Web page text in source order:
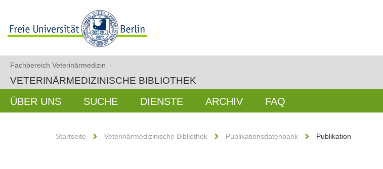
Fachbereich Veterinärmedizin /
VETERINÄRMEDIZINISCHE BIBLIOTHEK
ÜBER UNS SUCHE DIENSTE ARCHIV FAQ
Startseite Veterinärmedizinische Bibliothek Publikationsdatenbank Publikation